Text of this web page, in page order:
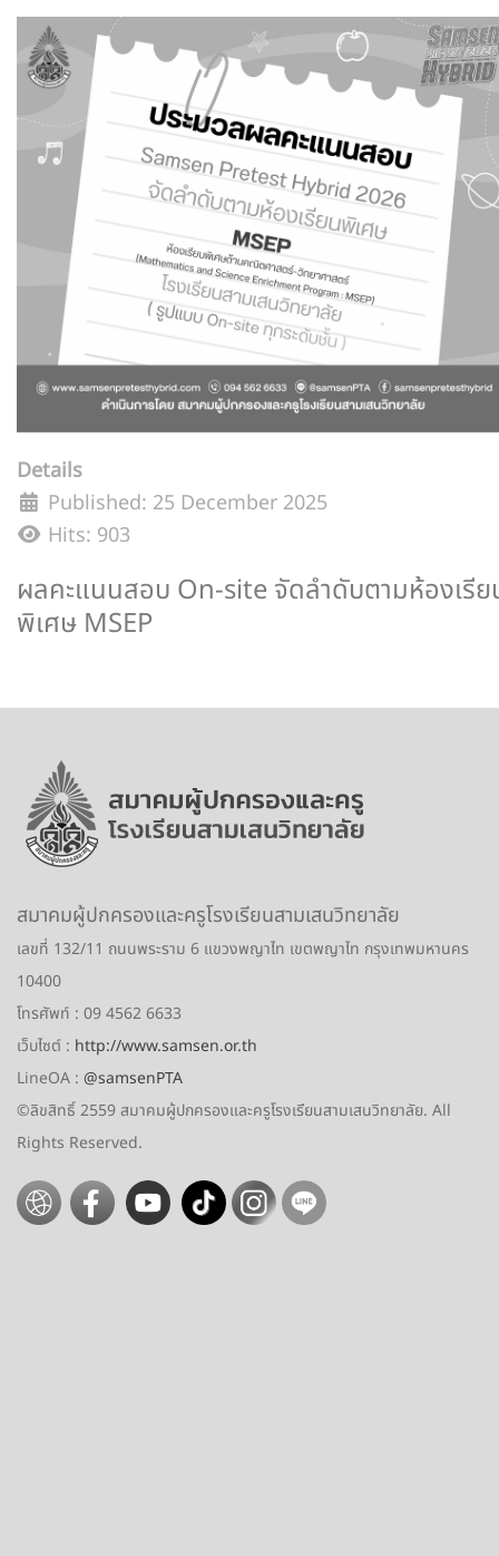
Details
Published: 25 December 2025
Hits: 903
ผลคะแนนสอบ On-site จัดลำดับตามห้องเรี
พิเศษ MSEP
สมาคมผู้ปกครองและครูโรงเรียนสามเสนวิทยาลัย
เลขที่ 132/11 ถนนพระราม 6 แขวงพญาไท เขตพญาไท กรุงเทพมหานคร
10400
โทรศัพท์ : 09 4562 6633
เว็บไซต์ : http://www.samsen.or.th
LineOA : @samsenPTA
©ลิขสิทธิ์ 2559สมาคมผู้ปกครองและครูโรงเรียนสามเสนวิทยาลัย. All
Rights Reserved.